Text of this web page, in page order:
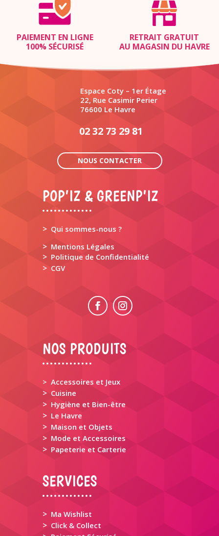
PAIEMENT EN LIGNE
100% SÉCURISÉ
RETRAIT GRATUIT
AU MAGASIN DU HAVRE
Espace Coty – 1er Étage
22, Rue Casimir Perier
76600 Le Havre
02 32 73 29 81
NOUS CONTACTER
POP’IZ & GREENP’IZ
> Qui sommes-nous ?
> Mentions Légales
> Politique de Confidentialité
> CGV
NOS PRODUITS
> Accessoires et Jeux
> Cuisine
> Hygiène et Bien-être
> Le Havre
> Maison et Objets
> Mode et Accessoires
> Papeterie et Carterie
SERVICES
> Ma Wishlist
> Click & Collect